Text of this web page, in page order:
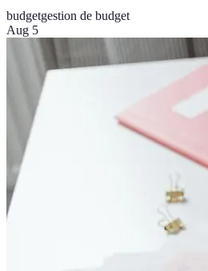
budgetgestion de budget
Aug 5